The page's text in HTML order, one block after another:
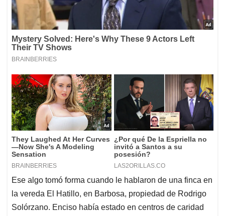
Ese algo tomó forma cuando le hablaron de una finca en
la vereda El Hatillo, en Barbosa, propiedad de Rodrigo
Solórzano. Enciso había estado en centros de caridad